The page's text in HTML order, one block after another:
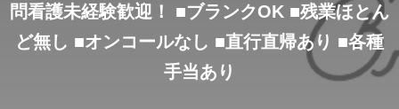
問看護未経験歓迎！
■ブランクOK ■残業ほとん
ど無し ■オンコールなし ■直行直帰あり ■各種
手当あり